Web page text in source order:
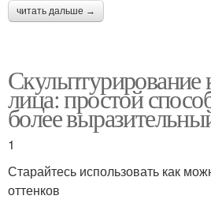
читать дальше →
Скульптурирование
лица: простой
более
1
Старайтесь использовать как
оттенков